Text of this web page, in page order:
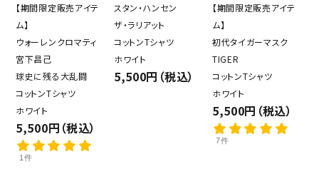
【期間限定販売アイテ
ム】
ウォーレンクロマティ
宮下昌己
球史に残る大乱闘
コットンTシャツ
ホワイト
5,500円（税込）
1件
スタン・ハンセン
ザ・ラリアット
コットンTシャツ
ホワイト
5,500円（税込）
【期間限定販売アイテ
ム】
初代タイガーマスク
TIGER
コットンTシャツ
ホワイト
5,500円（税込）
7件